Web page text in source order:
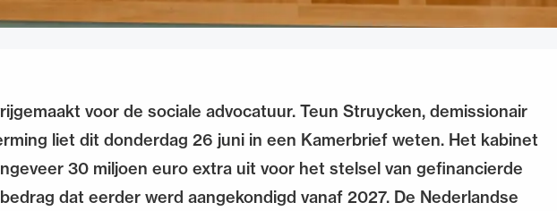
voor de sociale advocatuur. Teun Struycken, demissionair
liet dit donderdag 26 juni in een Kamerbrief weten. Het kabinet
30 miljoen euro extra uit voor het stelsel van gefinancierde
dat eerder werd aangekondigd vanaf 2027. De Nederlandse